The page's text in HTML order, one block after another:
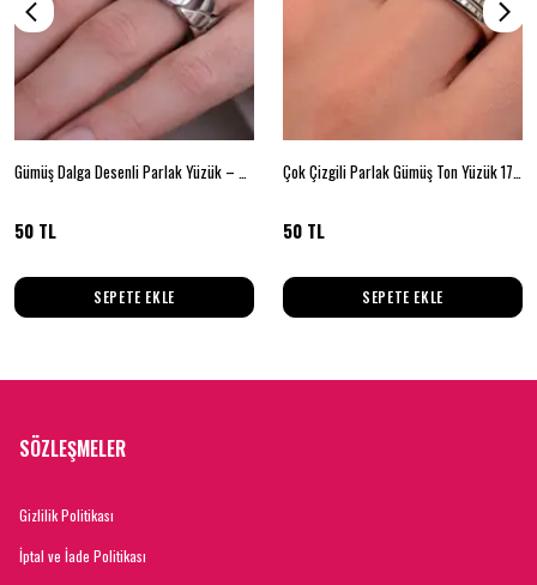
Gümüş Dalga Desenli Parlak Yüzük – Beden 16
50 TL
SEPETE EKLE
Çok Çizgili Parlak Gümüş Ton Yüzük 17 BEDEN
50 TL
SEPETE EKLE
SÖZLEŞMELER
Gizlilik Politikası
İptal ve İade Politikası